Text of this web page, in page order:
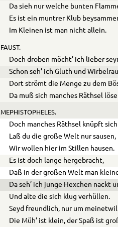
Da sieh nur welche bunten
Es ist ein muntrer Klub
Im Kleinen ist man nicht allein.
FAUST.
Doch droben möcht’ ich lieber
Schon seh’ ich Gluth und
Dort strömt die Menge zu dem
Da muß sich manches Räthsel
MEPHISTOPHELES.
Doch manches Räthsel knüpft
Laß du die große Welt nur sausen,
Wir wollen hier im Stillen hausen.
Es ist doch lange hergebracht,
Daß in der großen Welt man
Da seh’ ich junge Hexchen nackt
Und alte die sich klug verhüllen.
Seyd freundlich, nur um
Die Müh’ ist klein, der Spaß ist